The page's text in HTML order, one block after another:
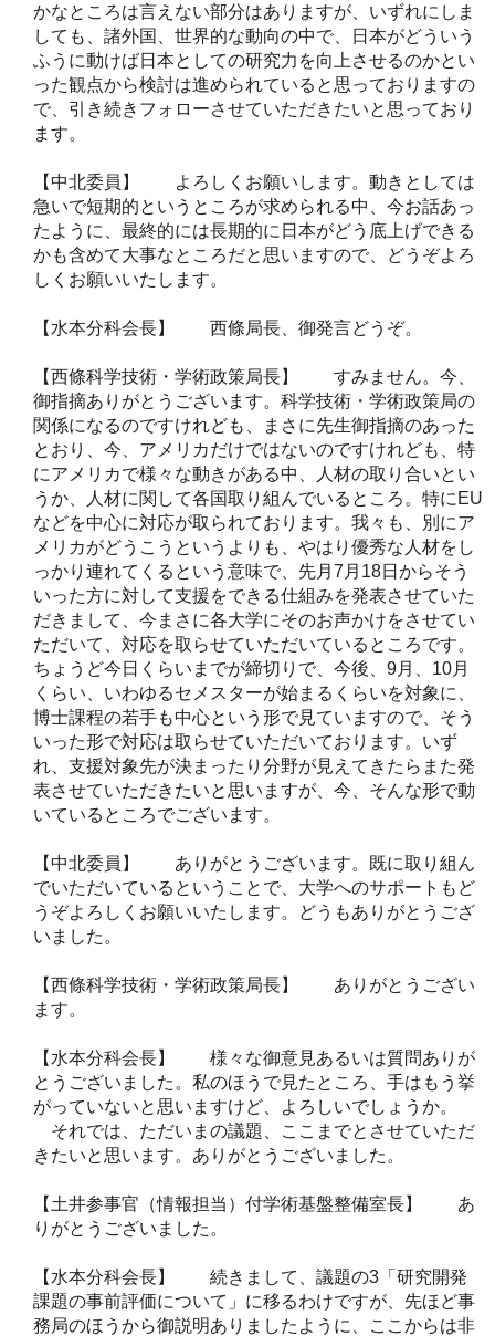
かなところは言えない部分はありますが、いずれにしま
しても、諸外国、世界的な動向の中で、日本がどういう
ふうに動けば日本としての研究力を向上させるのかとい
った観点から検討は進められていると思っておりますの
で、引き続きフォローさせていただきたいと思っており
ます。
【中北委員】 よろしくお願いします。動きとしては
急いで短期的というところが求められる中、今お話あっ
たように、最終的には長期的に日本がどう底上げできる
かも含めて大事なところだと思いますので、どうぞよろ
しくお願いいたします。
【水本分科会長】 西條局長、御発言どうぞ。
【西條科学技術・学術政策局長】 すみません。今、
御指摘ありがとうございます。科学技術・学術政策局の
関係になるのですけれども、まさに先生御指摘のあった
とおり、今、アメリカだけではないのですけれども、特
にアメリカで様々な動きがある中、人材の取り合いとい
うか、人材に関して各国取り組んでいるところ。特にEU
などを中心に対応が取られております。我々も、別にア
メリカがどうこうというよりも、やはり優秀な人材をし
っかり連れてくるという意味で、先月7月18日からそう
いった方に対して支援をできる仕組みを発表させていた
だきまして、今まさに各大学にそのお声かけをさせてい
ただいて、対応を取らせていただいているところです。
ちょうど今日くらいまでが締切りで、今後、9月、10月
くらい、いわゆるセメスターが始まるくらいを対象に、
博士課程の若手も中心という形で見ていますので、そう
いった形で対応は取らせていただいております。いず
れ、支援対象先が決まったり分野が見えてきたらまた発
表させていただきたいと思いますが、今、そんな形で動
いているところでございます。
【中北委員】 ありがとうございます。既に取り組ん
でいただいているということで、大学へのサポートもど
うぞよろしくお願いいたします。どうもありがとうござ
いました。
【西條科学技術・学術政策局長】 ありがとうござい
ます。
【水本分科会長】 様々な御意見あるいは質問ありが
とうございました。私のほうで見たところ、手はもう挙
がっていないと思いますけど、よろしいでしょうか。
それでは、ただいまの議題、ここまでとさせていただ
きたいと思います。ありがとうございました。
【土井参事官（情報担当）付学術基盤整備室長】 あ
りがとうございました。
【水本分科会長】 続きまして、議題の3「研究開発
課題の事前評価について」に移るわけですが、先ほど事
務局のほうから御説明ありましたように、ここからは非